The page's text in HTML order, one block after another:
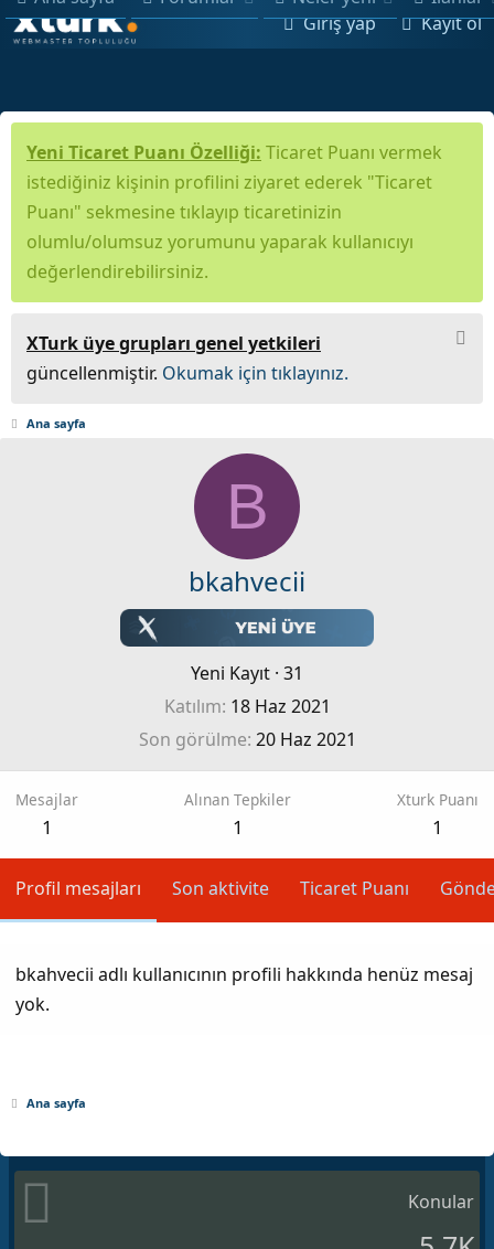
Giriş yap Kayıt ol
Yeni Ticaret Puanı Özelliği: Ticaret Puanı vermek
istediğiniz kişinin profilini ziyaret ederek "Ticaret
Puanı" sekmesine tıklayıp ticaretinizin
olumlu/olumsuz yorumunu yaparak kullanıcıyı
değerlendirebilirsiniz.
XTurk üye grupları genel yetkileri
güncellenmiştir. Okumak için tıklayınız.
Ana sayfa
B
bkahvecii
Yeni Kayıt · 31
Katılım 18 Haz 2021
Son görülme 20 Haz 2021
Mesajlar
1
Alınan Tepkiler
1
Xturk Puanı
1
Profil mesajları Son aktivite Ticaret Puanı
bkahvecii adlı kullanıcının profili hakkında henüz mesaj
yok.
Ana sayfa
Konular